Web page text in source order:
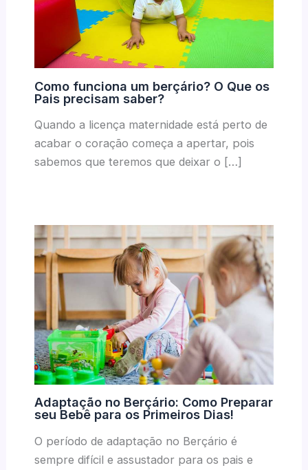
Como funciona um berçário? O Que os
Pais precisam saber?
Quando a licença maternidade está perto de
acabar o coração começa a apertar, pois
sabemos que teremos que deixar o […]
Adaptação no Berçário: Como Preparar
seu Bebê para os Primeiros Dias!
O período de adaptação no Berçário é
sempre difícil e assustador para os pais e